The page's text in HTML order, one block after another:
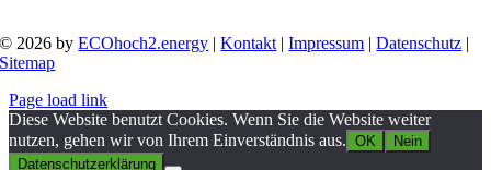
© 2026 byECOhoch2.energy |Kontakt |Impressum |Datenschutz |
Sitemap
Page load link
Diese Website benutzt Cookies. Wenn Sie die Website weiter
nutzen, gehen wir von Ihrem Einverständnis aus. OK
Nein
Datenschutzerklärung